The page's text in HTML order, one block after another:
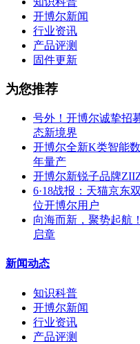
开博尔新闻
行业资讯
产品评测
固件更新
为您推荐
号外！开博尔诚挚招
态新境界
开博尔全新K类智能
年量产
开博尔新锐子品牌
6·18战报：天猫京东
位开博尔用户
向海而新，聚势起航
启章
新闻动态
知识科普
开博尔新闻
行业资讯
产品评测